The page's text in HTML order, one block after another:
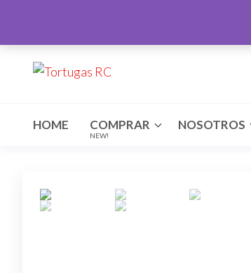
contenido
HOME COMPRAR
NEW!
NOSOTROS